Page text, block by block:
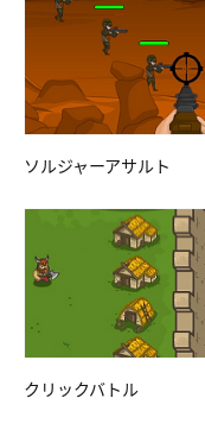
ソルジャーアサルト
クリックバトル